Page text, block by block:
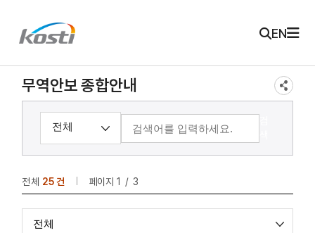
KOSTI 메인 페이지로 이동 EN
무역안보 종합안내
전체 25 건 페이지 1 3